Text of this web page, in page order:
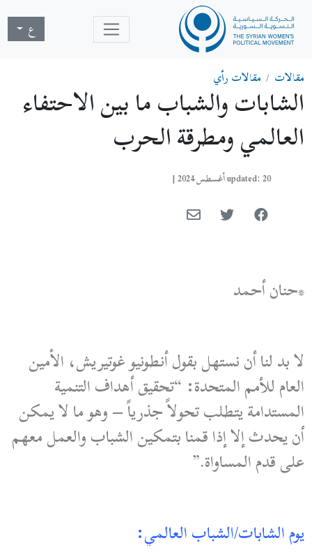
ع
مقالات مقالات رأي
الشابات والشباب ما بين الاحتفاء
العالمي ومطرقة الحرب
updated: 20 أغسطس 2024 |
*حنان أحمد
لا بد لنا أن نستهل بقول أنطونيو غوتيريش، الأمين
العام للأمم المتحدة: “تحقيق أهداف التنمية
المستدامة يتطلب تحولاً جذرياً – وهو ما لا يمكن
أن يحدث إلا إذا قمنا بتمكين الشباب والعمل معهم
على قدم المساواة.”
يوم الشابات/الشباب العالمي: